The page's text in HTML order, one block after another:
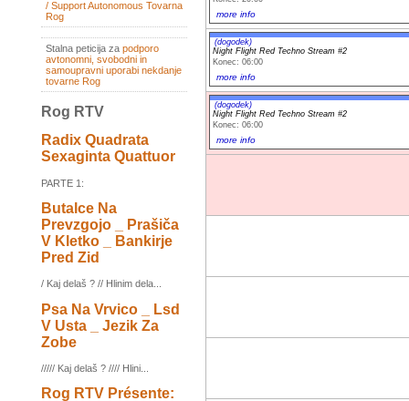
/ Support Autonomous Tovarna
Rog
Stalna peticija za podporo
avtonomni, svobodni in
samoupravni uporabi nekdanje
tovarne Rog
Rog RTV
Radix Quadrata
Sexaginta Quattuor
PARTE 1:
Butalce Na
Prevzgojo _ Prašiča
V Kletko _ Bankirje
Pred Zid
/ Kaj delaš ? // Hlinim dela...
Psa Na Vrvico _ Lsd
V Usta _ Jezik Za
Zobe
///// Kaj delaš ? //// Hlini...
Rog RTV Présente:
more info
(dogodek)
Night Flight Red Techno Stream #2
Konec: 06:00
more info
(dogodek)
Night Flight Red Techno Stream #2
Konec: 06:00
more info